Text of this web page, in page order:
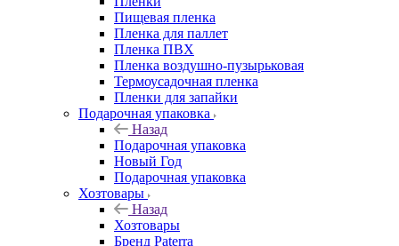
Пищевая пленка
Пленка для паллет
Пленка ПВХ
Пленка воздушно-пузырьковая
Термоусадочная пленка
Пленки для запайки
Подарочная упаковка
Назад
Подарочная упаковка
Новый Год
Подарочная упаковка
Хозтовары
Назад
Хозтовары
Бренд Paterra